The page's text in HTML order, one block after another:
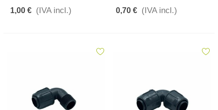
1,00 € (IVA incl.) 0,70 € (IVA incl.)